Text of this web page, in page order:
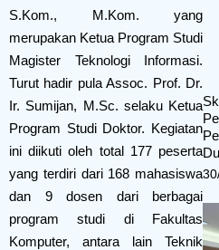
S.Kom., M.Kom. yang
merupakan Ketua Program Studi
Magister Teknologi Informasi.
Turut hadir pula Assoc. Prof. Dr.
Ir. Sumijan, M.Sc. selaku Ketua
Program Studi Doktor. Kegiatan
ini diikuti oleh total 177 peserta
yang terdiri dari 168 mahasiswa
dan 9 dosen dari berbagai
program studi di Fakultas
Komputer, antara lain Teknik